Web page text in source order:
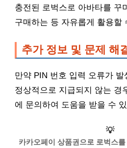
충전된 로벅스로 아바타를 꾸
구매하는 등 자유롭게 활용할
추가 정보 및 문제 해
만약 PIN 번호 입력 오류가
정상적으로 지급되지 않는 경
에 문의하여 도움을 받을 수
💡
카카오페이 상품권으로 로벅스